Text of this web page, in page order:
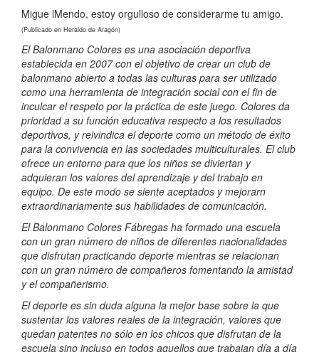
Migue lMendo, estoy orgulloso de considerarme tu amigo.
(Publicado en Heraldo de Aragón)
El Balonmano Colores es una asociación deportiva
establecida en 2007 con el objetivo de crear un club de
balonmano abierto a todas las culturas para ser utilizado
como una herramienta de integración social con el fin de
inculcar el respeto por la práctica de este juego. Colores da
prioridad a su función educativa respecto a los resultados
deportivos, y reivindica el deporte como un método de éxito
para la convivencia en las sociedades multiculturales. El club
ofrece un entorno para que los niños se diviertan y
adquieran los valores del aprendizaje y del trabajo en
equipo. De este modo se siente aceptados y mejorarn
extraordinariamente sus habilidades de comunicación.
El Balonmano Colores Fábregas ha formado una escuela
con un gran número de niños de diferentes nacionalidades
que disfrutan practicando deporte mientras se relacionan
con un gran número de compañeros fomentando la amistad
y el compañerismo.
El deporte es sin duda alguna la mejor base sobre la que
sustentar los valores reales de la integración, valores que
quedan patentes no sólo en los chicos que disfrutan de la
escuela sino incluso en todos aquellos que trabajan día a día